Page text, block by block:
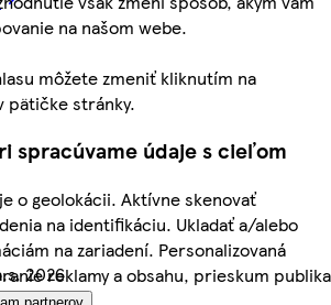
na našom webe.
môžete zmeniť kliknutím na
pätičke stránky.
spracúvame údaje s cieľom
o geolokácii. Aktívne skenovať
na identifikáciu. Ukladať a/alebo
na zariadení. Personalizovaná
reklamy a obsahu, prieskum publika
2026